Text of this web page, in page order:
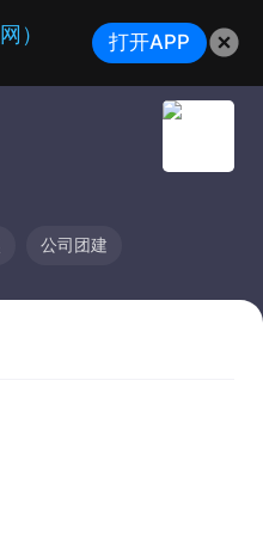
公司团建
） 打开APP